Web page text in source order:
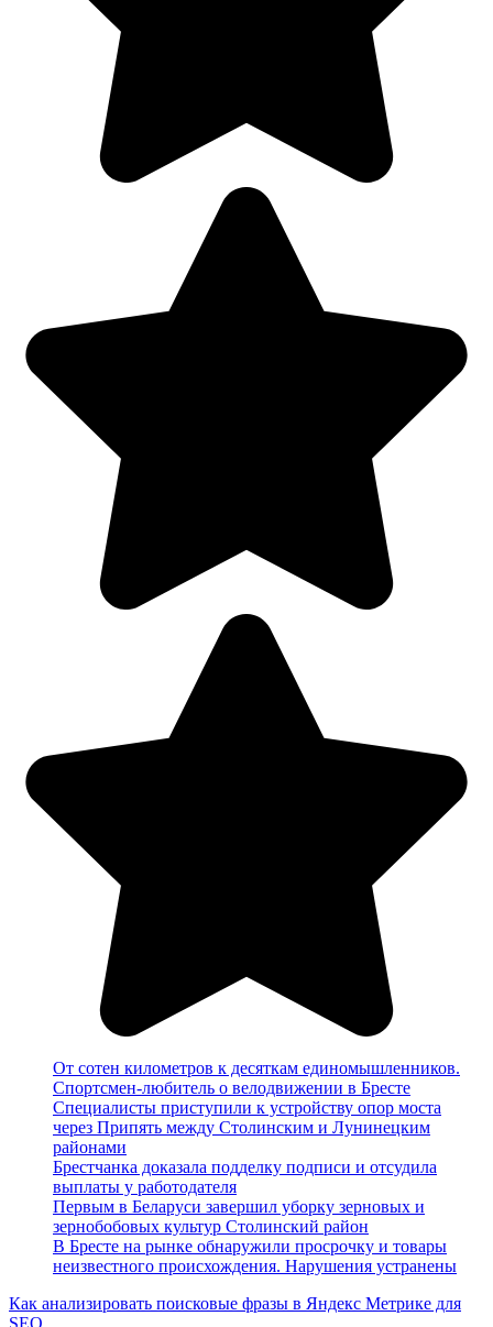
От сотен километров к десяткам единомышленников.
Спортсмен-любитель о велодвижении в Бресте
Специалисты приступили к устройству опор моста
через Припять между Столинским и Лунинецким
районами
Брестчанка доказала подделку подписи и отсудила
выплаты у работодателя
Первым в Беларуси завершил уборку зерновых и
зернобобовых культур Столинский район
В Бресте на рынке обнаружили просрочку и товары
неизвестного происхождения. Нарушения устранены
Как анализировать поисковые фразы в Яндекс Метрике для
SEO